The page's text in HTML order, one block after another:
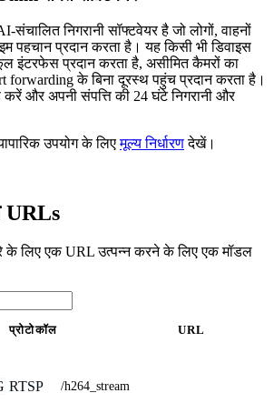
निगरानी सॉफ्टवेयर है जो लोगों, वाहनों
पहचान प्रदान करता है। यह किसी भी डिवाइस
इंटरफेस प्रदान करता है, असीमित कैमरों का
forwarding के बिना दूरस्थ पहुंच प्रदान करता है।
और अपनी संपत्ति की 24 घंटे निगरानी और
उपयोग के लिएमूल्य निर्धारणदेखें।
के लिए एक URL उत्पन्न करने के लिए एक मॉडल
प्रोटोकॉल URL
RTSP /h264_stream